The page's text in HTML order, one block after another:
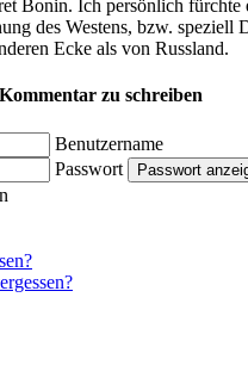
Bonin. Ich persönlich fürchte
des Westens, bzw. speziell
Ecke als von Russland.
zu schreiben
Benutzername
Passwort
Passwort